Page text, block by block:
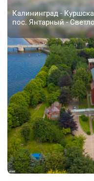
Калининград -
пос. Янтарный -